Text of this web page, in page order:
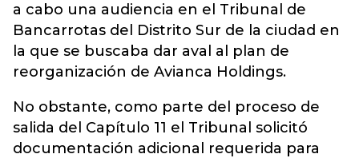
a cabo una audiencia en el Tribunal de
Bancarrotas del Distrito Sur de la ciudad en
la que se buscaba dar aval al plan de
reorganización de Avianca Holdings.
No obstante, como parte del proceso de
salida del Capítulo 11 el Tribunal solicitó
documentación adicional requerida para